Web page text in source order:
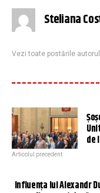
Steliana
Vezi toate postările
de
Articolul precedent
Influența lui Alexandr